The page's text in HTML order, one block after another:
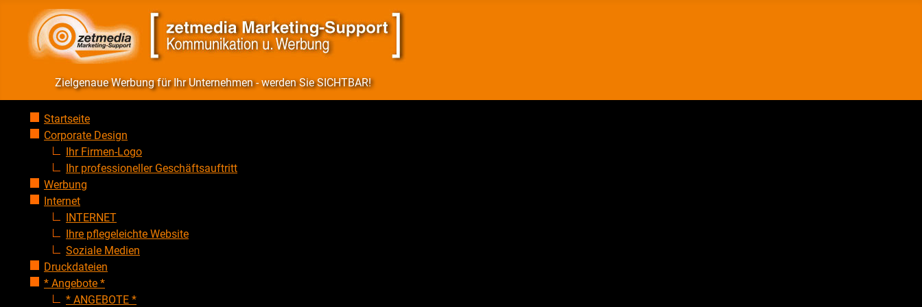
Zielgenaue Werbung für Ihr Unternehmen - werden Sie SICHTBAR!
Startseite
Corporate Design
Ihr Firmen-Logo
Ihr professioneller Geschäftsauftritt
Werbung
Internet
INTERNET
Ihre pflegeleichte Website
Soziale Medien
Druckdateien
* Angebote *
* ANGEBOTE *